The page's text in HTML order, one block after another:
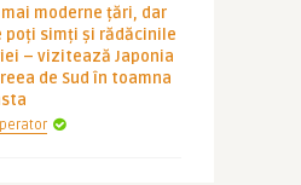
mai moderne țări, dar
poți simți și rădăcinile
– vizitează Japonia
de Sud în toamna